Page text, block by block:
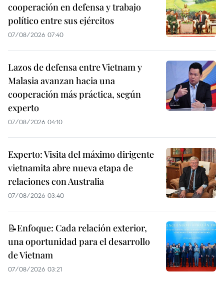
cooperación en defensa y trabajo
político entre sus ejércitos
07/08/2026 07:40
Lazos de defensa entre Vietnam y
Malasia avanzan hacia una
cooperación más práctica, según
experto
07/08/2026 04:10
Experto: Visita del máximo dirigente
vietnamita abre nueva etapa de
relaciones con Australia
07/08/2026 03:40
📝Enfoque: Cada relación exterior,
una oportunidad para el desarrollo
de Vietnam
07/08/2026 03:21